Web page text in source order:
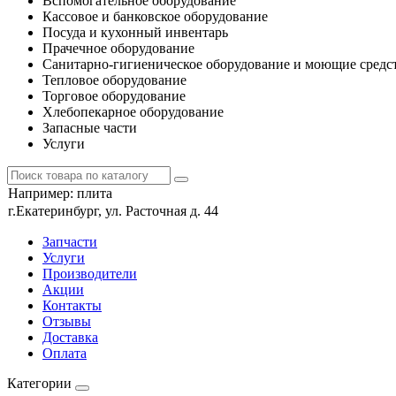
Кассовое и банковское оборудование
Посуда и кухонный инвентарь
Прачечное оборудование
Санитарно-гигиеническое оборудование и моющие
Тепловое оборудование
Торговое оборудование
Хлебопекарное оборудование
Запасные части
Услуги
Например: плита
г.Екатеринбург, ул. Расточная д. 44
Запчасти
Услуги
Производители
Акции
Контакты
Отзывы
Доставка
Оплата
Категории